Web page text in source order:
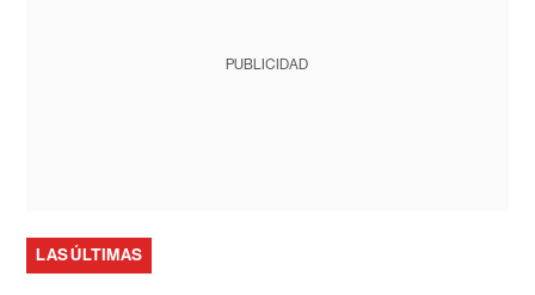
PUBLICIDAD
LAS ÚLTIMAS